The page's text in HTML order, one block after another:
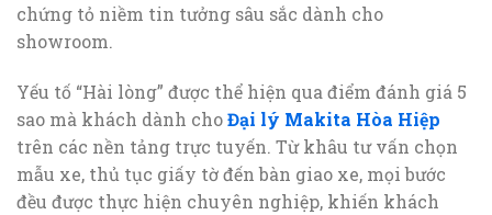
chứng tỏ niềm tin tưởng sâu sắc dành cho
showroom.
Yếu tố “Hài lòng” được thể hiện qua điểm đánh giá 5
sao mà khách dành choĐại lý Makita Hòa Hiệp
trên các nền tảng trực tuyến. Từ khâu tư vấn chọn
mẫu xe, thủ tục giấy tờ đến bàn giao xe, mọi bước
đều được thực hiện chuyên nghiệp, khiến khách